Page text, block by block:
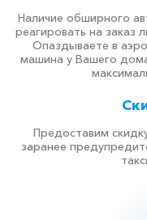
Наличие обширного
реагировать на
Опаздываете в
машина у Вашего
Предоставим
заранее